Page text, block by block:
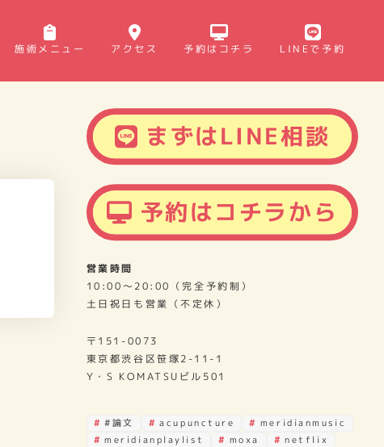
施術メニュー アクセス 予約はコチラ LINEで予約
まずはLINE相談
予約はコチラから
営業時間
10:00～20:00（完全予約制）
土日祝日も営業（不定休）
〒151-0073
東京都渋谷区笹塚2-11-1
Y・S KOMATSUビル501
#論文 acupuncture
meridianmusic
meridianplaylist
moxa
netflix